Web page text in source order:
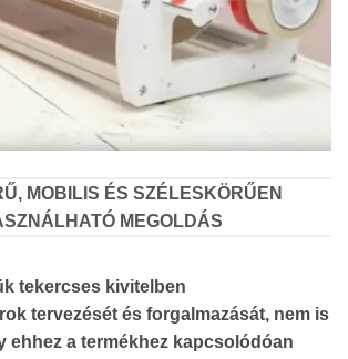
MOBILIS ÉS SZÉLESKÖRŰEN
MEGOLDÁS
tekercses kivitelben
tervezését és forgalmazását, nem is
ehhez a termékhez kapcsolódóan